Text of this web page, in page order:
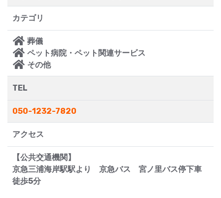
カテゴリ
葬儀
ペット病院・ペット関連サービス
その他
TEL
050-1232-7820
アクセス
【公共交通機関】
京急三浦海岸駅駅より 京急バス 宮ノ里バス停下車
徒歩5分